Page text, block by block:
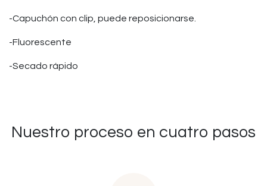
-Capuchón con clip, puede reposicionarse.
-Fluorescente
-Secado rápido
Nuestro proceso en cuatro pasos